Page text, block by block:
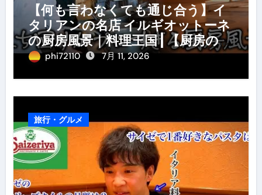
【何も言わなくても通じ合う】イ
タリアンの名店 イルギオットーネ
の厨房風景｜料理王国 | 【厨房の世
界】【イタリアン】【営業風景】
phi72110 7月 11, 2026
旅行・グルメ